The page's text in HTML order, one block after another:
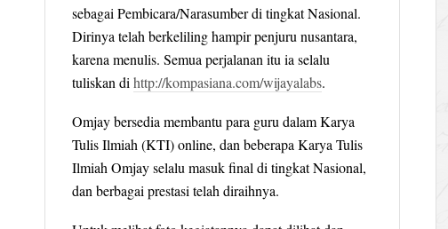
sebagai Pembicara/Narasumber di tingkat Nasional.
Dirinya telah berkeliling hampir penjuru nusantara,
karena menulis. Semua perjalanan itu ia selalu
tuliskan di http://kompasiana.com/wijayalabs.
Omjay bersedia membantu para guru dalam Karya
Tulis Ilmiah (KTI) online, dan beberapa Karya Tulis
Ilmiah Omjay selalu masuk final di tingkat Nasional,
dan berbagai prestasi telah diraihnya.